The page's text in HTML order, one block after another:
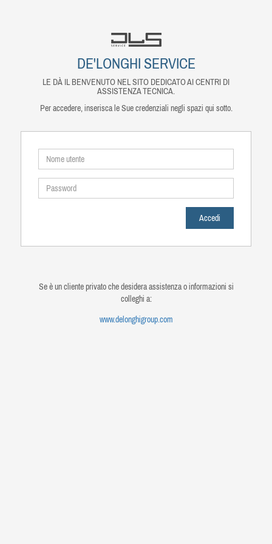
DE'LONGHI SERVICE
LE DÀ IL BENVENUTO NEL SITO DEDICATO AI CENTRI DI
ASSISTENZA TECNICA.
Per accedere, inserisca le Sue credenziali negli spazi qui sotto.
Se è un cliente privato che desidera assistenza o informazioni si
colleghi a:
www.delonghigroup.com